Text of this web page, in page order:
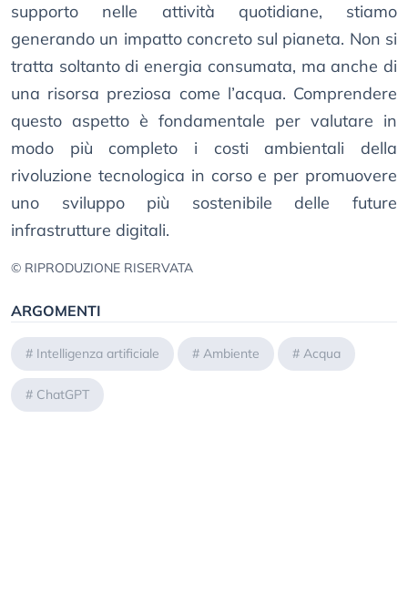
supporto nelle attività quotidiane, stiamo
generando un impatto concreto sul pianeta. Non si
tratta soltanto di energia consumata, ma anche di
una risorsa preziosa come l’acqua. Comprendere
questo aspetto è fondamentale per valutare in
modo più completo i costi ambientali della
rivoluzione tecnologica in corso e per promuovere
uno sviluppo più sostenibile delle future
infrastrutture digitali.
© RIPRODUZIONE RISERVATA
ARGOMENTI
# Intelligenza artificiale # Ambiente # Acqua
# ChatGPT